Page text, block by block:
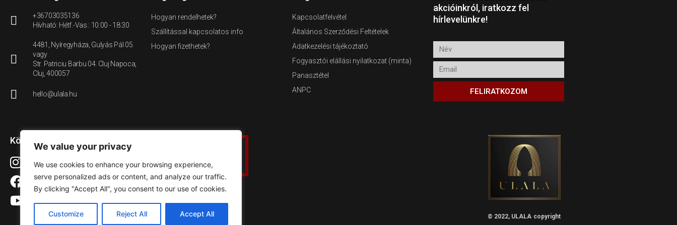
We value your privacy
We use cookies to enhance your browsing experience,
serve personalized ads or content, and analyze our traffic.
By clicking "Accept All", you consent to our use of cookies.
Customize Reject All Accept All
+36703035136
Hívható: Hétf.-Vas.: 10:00 - 18:30
4481, Nyíregyháza, Gulyás Pál 05.
vagy
Str. Patriciu Barbu 04. Cluj Napoca,
Cluj, 400057
hello@ulala.hu
Hogyan rendelhetek?
Szállítással kapcsolatos info
Hogyan fizethetek?
Kapcsolatfelvétel
Általános Szerződési Feltételek
Adatkezelési tájékoztató
Fogyasztói elállási nyilatkozat (minta)
Panasztétel
ANPC
akcióinkról, iratkozz fel
hírlevelünkre!
Név
Email
FELIRATKOZOM
Közösségi média
Instagram
Facebook
© 2022, ULALA copyright